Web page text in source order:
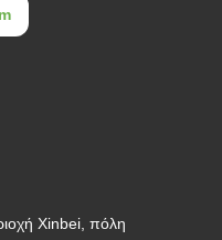
Xinbei, πόλη